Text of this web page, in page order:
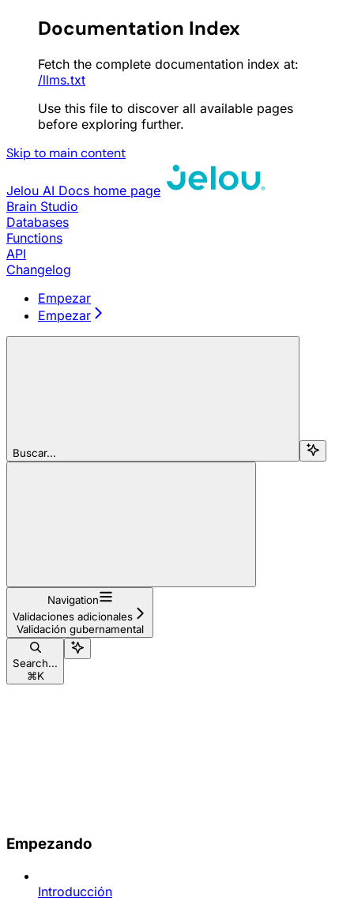
Documentation Index
Fetch the complete documentation index at:
/llms.txt
Use this file to discover all available pages
before exploring further.
Skip to main content
Jelou AI Docs home page
Brain Studio
Databases
Functions
API
Changelog
Empezar
Empezar
Buscar...
Navigation
Validaciones adicionales
Validación gubernamental
Search...
⌘K
Empezando
Introducción